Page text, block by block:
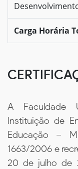
Carga Horária
A Faculdade
Instituição de
Educação –
1663/2006 e
20 de julho de